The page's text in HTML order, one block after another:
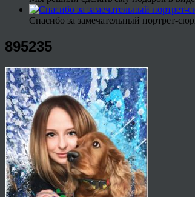
Спасибо за замечательный портрет-
895235